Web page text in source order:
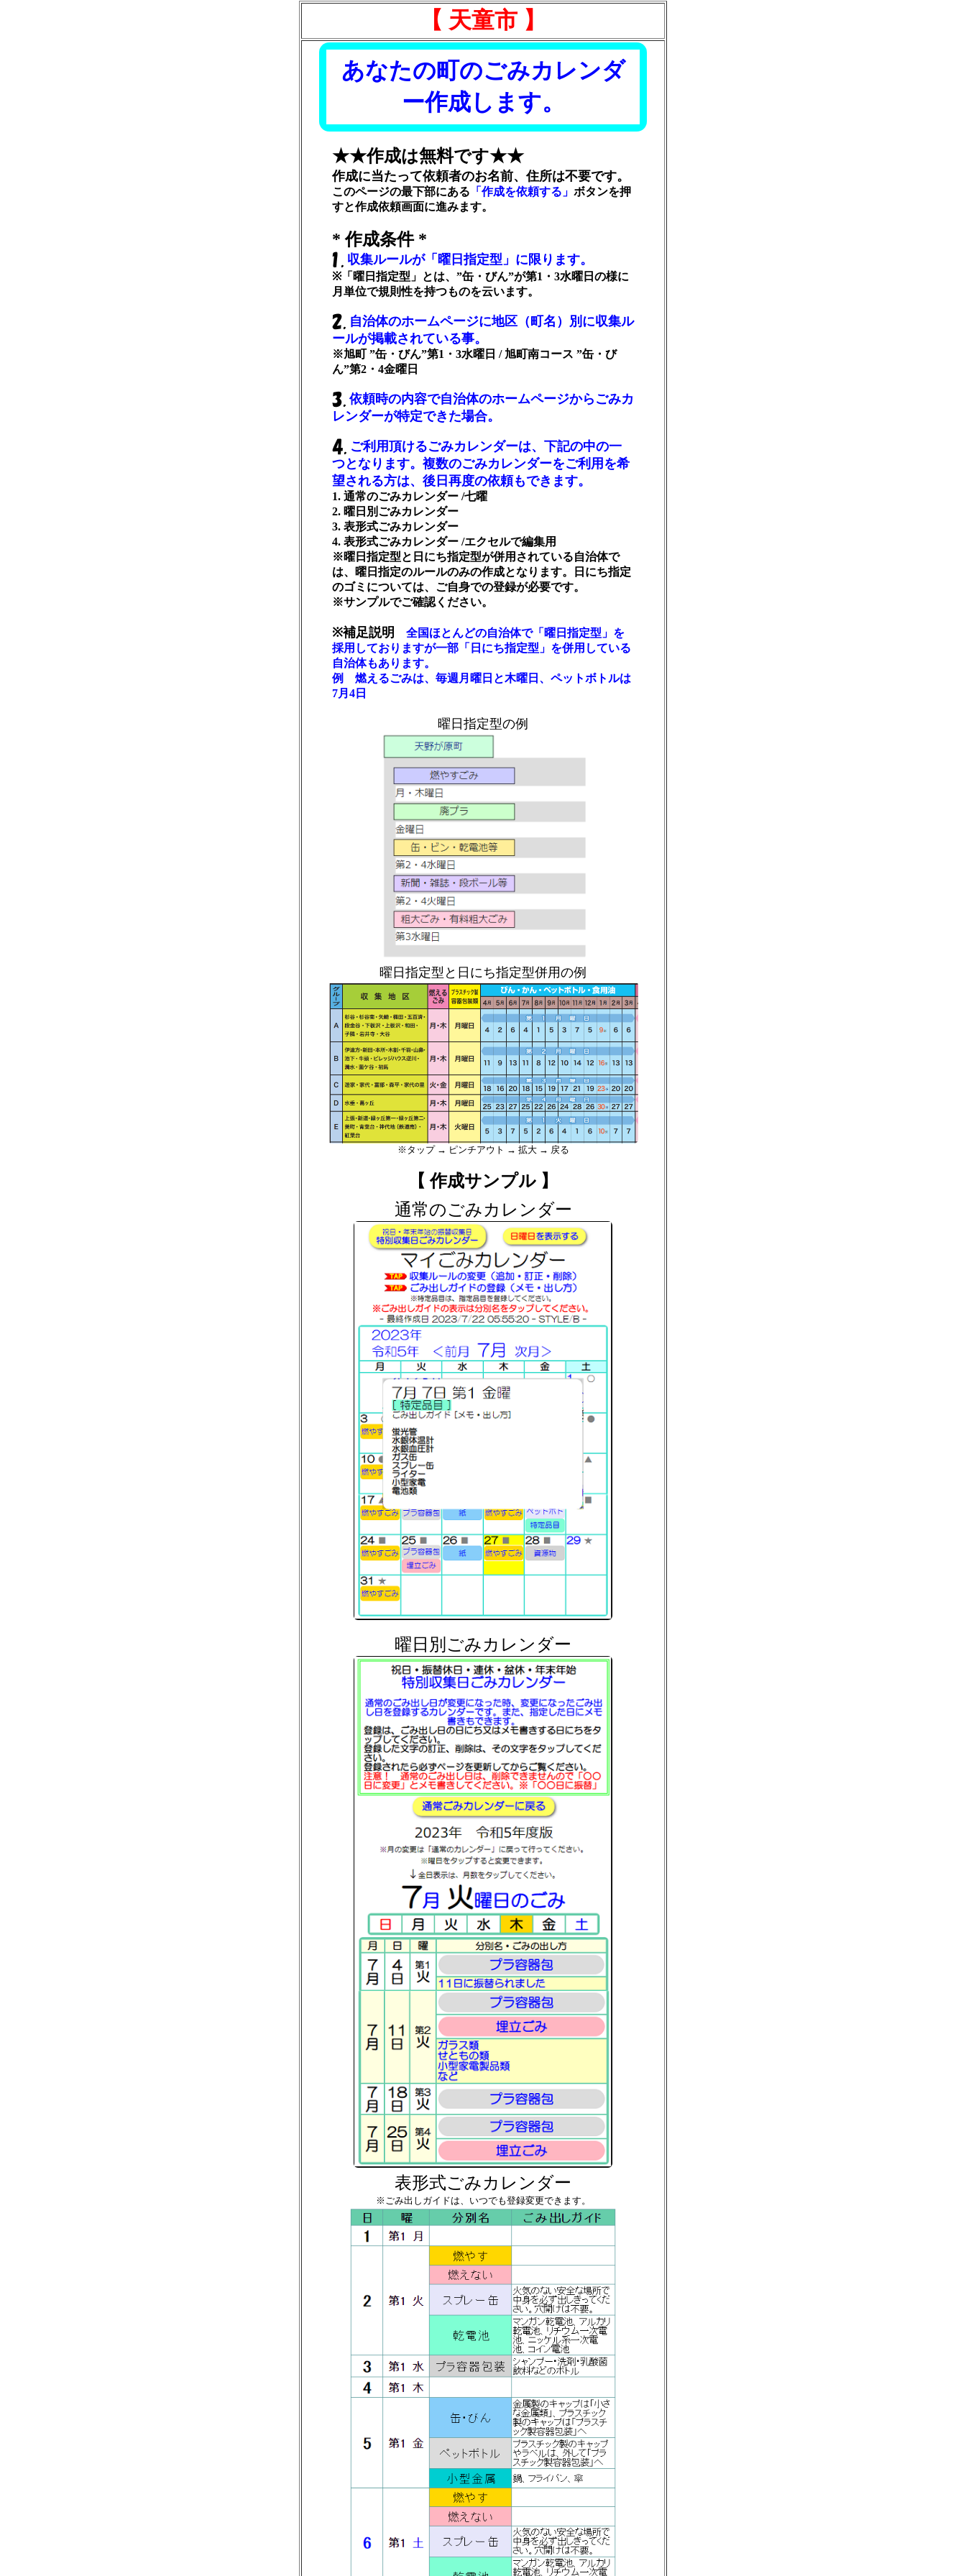
【 天童市 】
あなたの町のごみカレンダ
ー作成します。
★★作成は無料です★★
作成に当たって依頼者のお名前、住所は不要です。
このページの最下部にある 「作成を依頼する」 ボタンを押
すと作成依頼画面に進みます。
* 作成条件 *
収集ルールが「曜日指定型」に限ります。
※「曜日指定型」とは、”缶・びん”が第1・3水曜日の様に
月単位で規則性を持つものを云います。
自治体のホームページに地区（町名）別に収集ル
ールが掲載されている事。
※旭町 ”缶・びん”第1・3水曜日 / 旭町南コース ”缶・び
ん”第2・4金曜日
依頼時の内容で自治体のホームページからごみカ
レンダーが特定できた場合。
ご利用頂けるごみカレンダーは、下記の中の一
つとなります。複数のごみカレンダーをご利用を希
望される方は、後日再度の依頼もできます。
1. 通常のごみカレンダー /七曜
2. 曜日別ごみカレンダー
3. 表形式ごみカレンダー
4. 表形式ごみカレンダー /エクセルで編集用
※曜日指定型と日にち指定型が併用されている自治体で
は、曜日指定のルールのみの作成となります。日にち指定
のゴミについては、ご自身での登録が必要です。
※サンプルでご確認ください。
※補足説明
全国ほとんどの自治体で「曜日指定型」を
採用しておりますが一部「日にち指定型」を併用している
自治体もあります。
例 燃えるごみは、毎週月曜日と木曜日、ペットボトルは
7月4日
曜日指定型の例
曜日指定型と日にち指定型併用の例
※タップ → ピンチアウト → 拡大 → 戻る
【 作成サンプル 】
通常のごみカレンダー
曜日別ごみカレンダー
表形式ごみカレンダー
※ごみ出しガイドは、いつでも登録変更できます。